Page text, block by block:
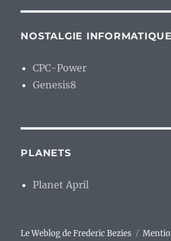
NOSTALGIE INFORMATIQUE
CPC-Power
Genesis8
PLANETS
Planet April
Le Weblog de Frederic Bezies